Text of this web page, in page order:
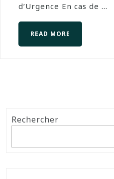
d’Urgence En cas de ...
READ MORE
Rechercher